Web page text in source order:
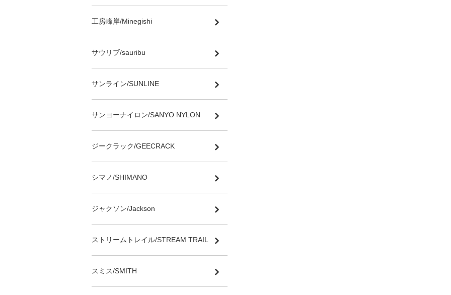
工房峰岸/Minegishi
サウリブ/sauribu
サンライン/SUNLINE
サンヨーナイロン/SANYO NYLON
ジークラック/GEECRACK
シマノ/SHIMANO
ジャクソン/Jackson
ストリームトレイル/STREAM TRAIL
スミス/SMITH